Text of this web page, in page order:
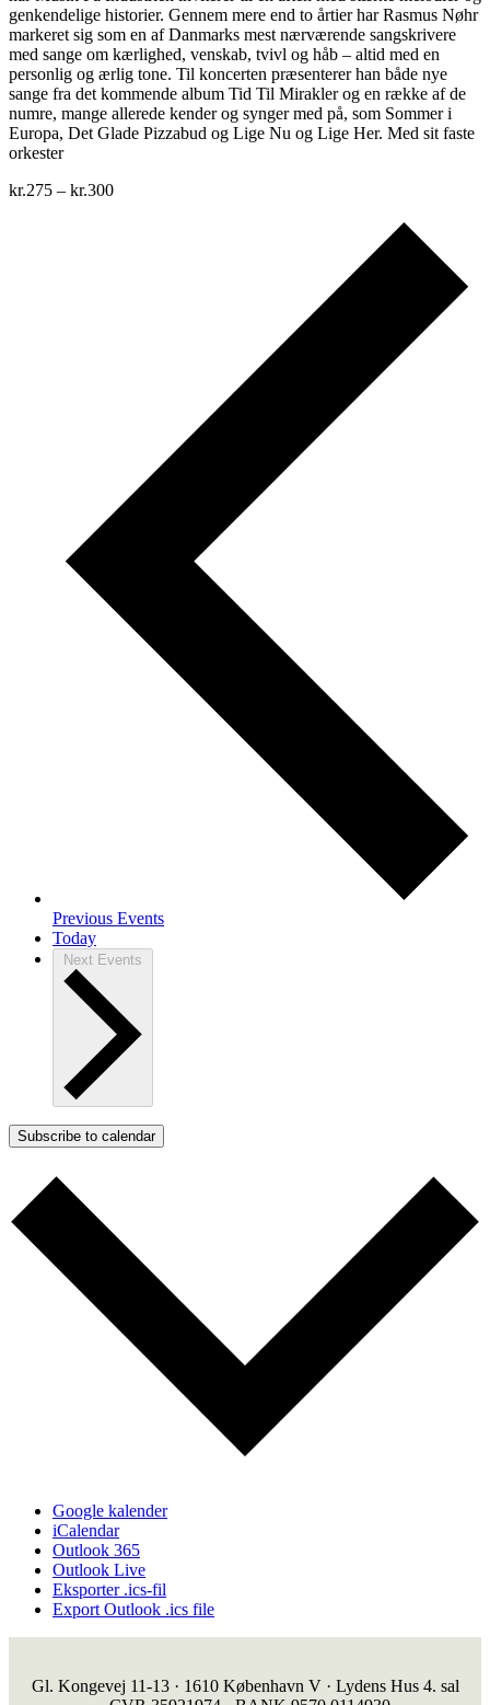
genkendelige historier. Gennem mere end to årtier har Rasmus Nøhr
markeret sig som en af Danmarks mest nærværende sangskrivere
med sange om kærlighed, venskab, tvivl og håb – altid med en
personlig og ærlig tone. Til koncerten præsenterer han både nye
sange fra det kommende album Tid Til Mirakler og en række af de
numre, mange allerede kender og synger med på, som Sommer i
Europa, Det Glade Pizzabud og Lige Nu og Lige Her. Med sit faste
orkester
kr.275 – kr.300
Previous Events
Today
Next Events
Subscribe to calendar
Google kalender
iCalendar
Outlook 365
Outlook Live
Eksporter .ics-fil
Export Outlook .ics file
Gl. Kongevej 11-13 · 1610 København V · Lydens Hus 4. sal